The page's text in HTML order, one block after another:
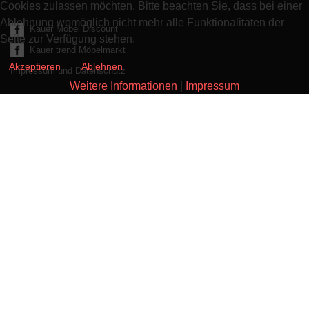
Cookies zulassen möchten. Bitte beachten Sie, dass bei einer
Ablehnung womöglich nicht mehr alle Funktionalitäten der
Seite zur Verfügung stehen.
Akzeptieren Ablehnen
Weitere Informationen Impressum
Kauer Möbel Discount
Kauer trend Möbelmarkt
Impressum und Datenschutz